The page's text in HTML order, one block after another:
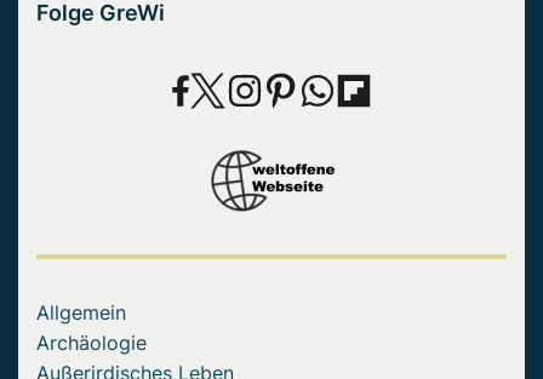
Folge GreWi
Allgemein
Archäologie
Außerirdisches Leben